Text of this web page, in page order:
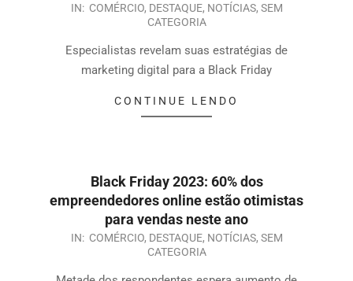
IN: COMÉRCIO, DESTAQUE, NOTÍCIAS, SEM
CATEGORIA
Especialistas revelam suas estratégias de
marketing digital para a Black Friday
CONTINUE LENDO
Black Friday 2023: 60% dos
empreendedores online estão otimistas
para vendas neste ano
IN: COMÉRCIO, DESTAQUE, NOTÍCIAS, SEM
CATEGORIA